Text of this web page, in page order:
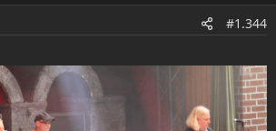
#1.344